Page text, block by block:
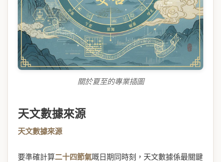
關於夏至的專業插圖
天文數據來源
天文數據來源
要準確計算二十四節氣嘅日期同時刻，天文數據係最關鍵